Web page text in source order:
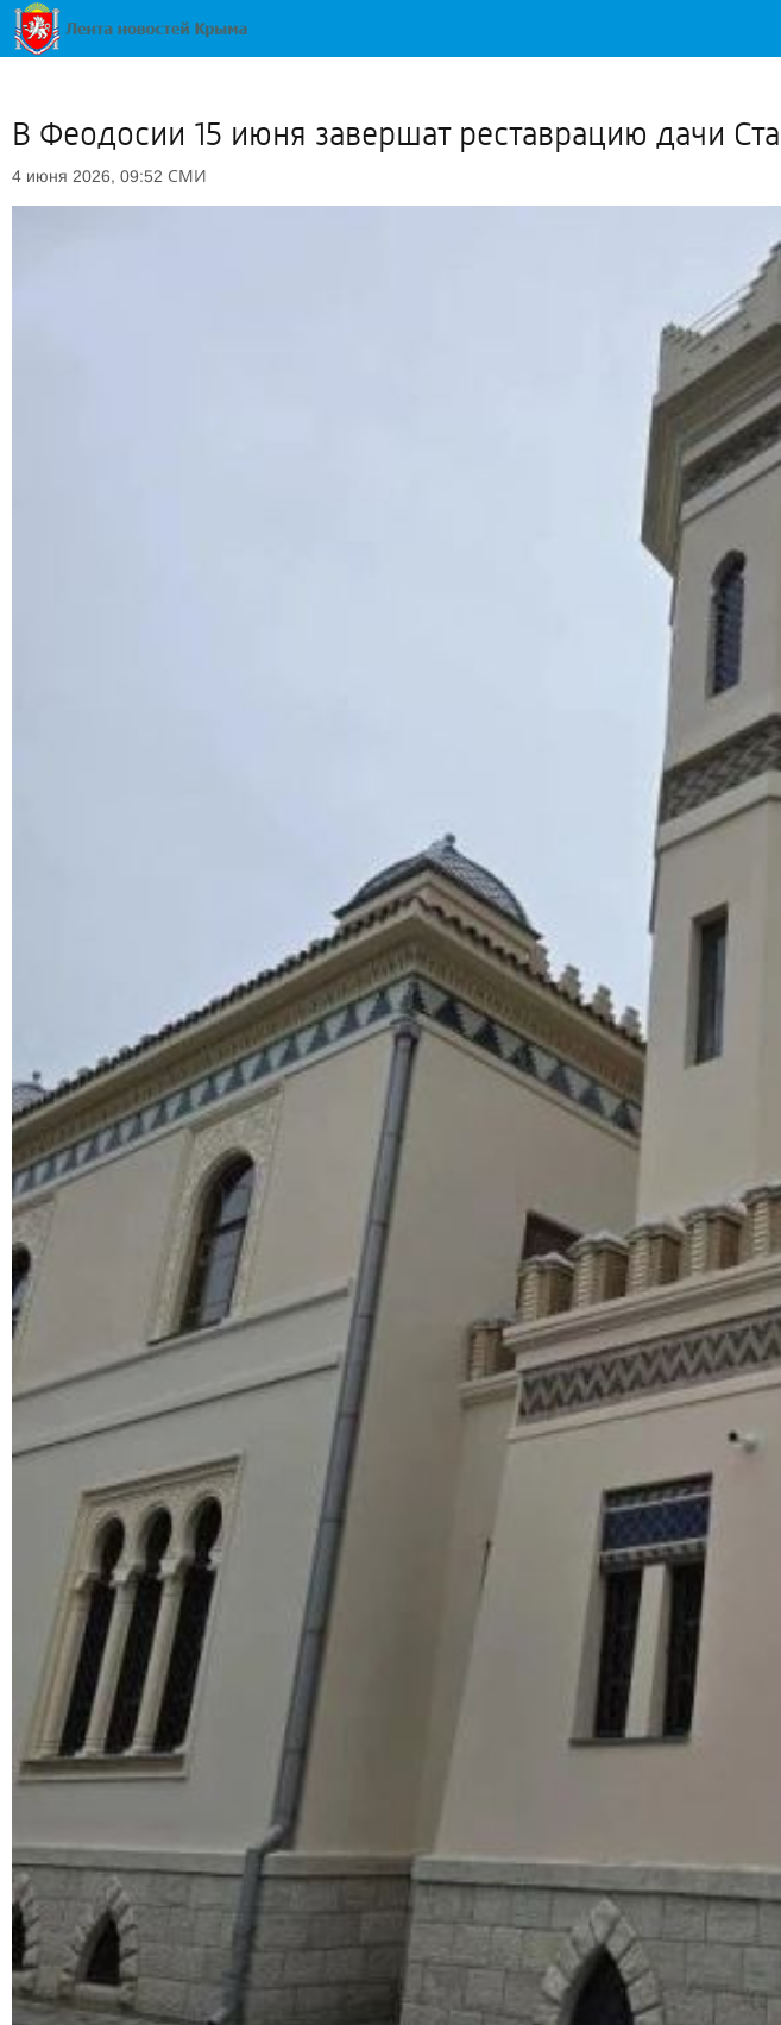
В Феодосии 15 июня завершат реставрацию дачи
4 июня 2026, 09:52 СМИ